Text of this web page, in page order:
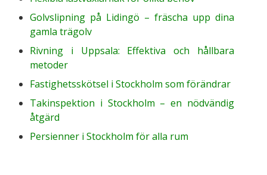
Golvslipning på Lidingö – fräscha upp dina
gamla trägolv
Rivning i Uppsala: Effektiva och hållbara
metoder
Fastighetsskötsel i Stockholm som förändrar
Takinspektion i Stockholm – en nödvändig
åtgärd
Persienner i Stockholm för alla rum